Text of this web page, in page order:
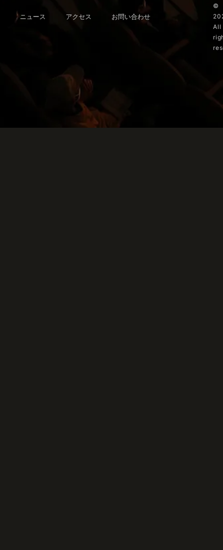
ニュース アクセス お問い合わせ
©
All